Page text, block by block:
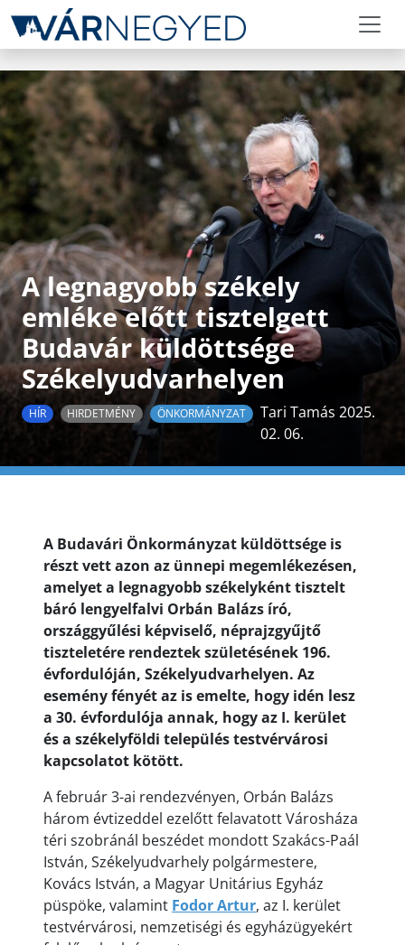
A legnagyobb székely
emléke előtt tisztelgett
Budavár küldöttsége
Székelyudvarhelyen
HÍR HIRDETMÉNY ÖNKORMÁNYZAT
Tari Tamás 2025.
02. 06.
A Budavári Önkormányzat küldöttsége is
részt vett azon az ünnepi megemlékezésen,
amelyet a legnagyobb székelyként tisztelt
báró lengyelfalvi Orbán Balázs író,
országgyűlési képviselő, néprajzgyűjtő
tiszteletére rendeztek születésének 196.
évfordulóján, Székelyudvarhelyen. Az
esemény fényét az is emelte, hogy idén lesz
a 30. évfordulója annak, hogy az I. kerület
és a székelyföldi település testvérvárosi
kapcsolatot kötött.
A február 3-ai rendezvényen, Orbán Balázs
három évtizeddel ezelőtt felavatott Városháza
téri szobránál beszédet mondott Szakács-Paál
István, Székelyudvarhely polgármestere,
Kovács István, a Magyar Unitárius Egyház
püspöke, valamint Fodor Artur, az I. kerület
testvérvárosi, nemzetiségi és egyházügyekért